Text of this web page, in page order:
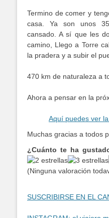
Termino de comer y
casa. Ya son unos
cansado. A sí que les
camino, Llego a Torre
la pradera y a subir el
470 km de naturaleza a
Ahora a pensar en la
Aquí puedes ver
Muchas gracias a todos
¿Cuánto te ha
(Ninguna valoración
SUSCRIBIRSE EN EL